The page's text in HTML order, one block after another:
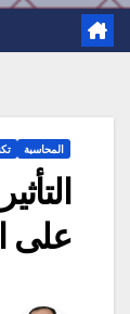
المحاسبة
على